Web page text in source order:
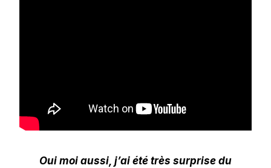
Oui moi aussi, j’ai été très surprise du